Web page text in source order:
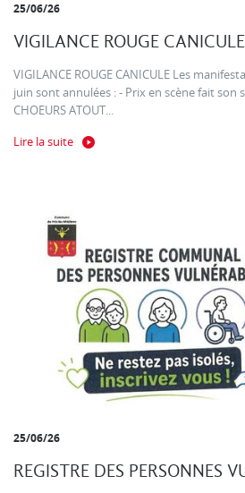
25/06/26
VIGILANCE ROUGE CANICULE
VIGILANCE ROUGE CANICULE Les
juin sont annulées : - Prix en scène fait son
CHOEURS ATOUT...
Lire la suite
25/06/26
REGISTRE DES PERSONNES